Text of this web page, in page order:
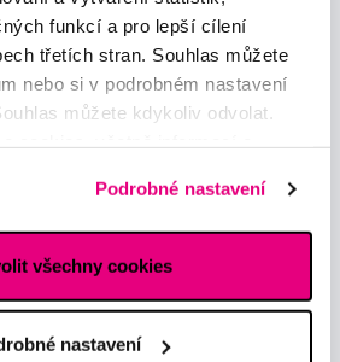
funkcí a pro lepší cílení
třetích stran. Souhlas můžete
nebo si v podrobném nastavení
můžete kdykoliv odvolat.
Podrobné nastavení
všechny cookies
nastavení
Odebírat